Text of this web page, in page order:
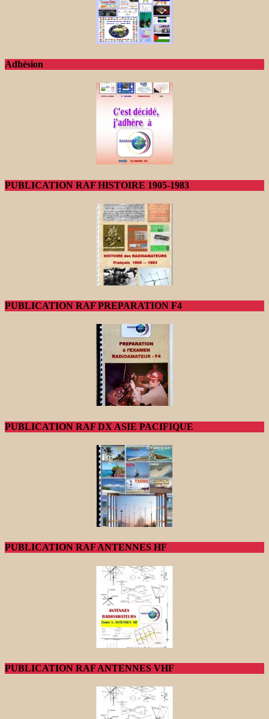
Adhésion
PUBLICATION RAF HISTOIRE 1905-1983
PUBLICATION RAF PREPARATION F4
PUBLICATION RAF DX ASIE PACIFIQUE
PUBLICATION RAF ANTENNES HF
PUBLICATION RAF ANTENNES VHF